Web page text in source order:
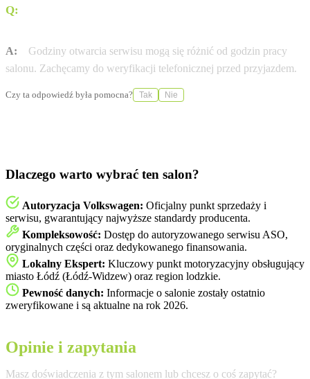
Q:
A:
Godziny otwarcia serwisu mogą się różnić od godzin pracy
salonu. Zachęcamy do weryfikacji telefonicznej przed przyjazdem.
Czy ta odpowiedź była pomocna? Tak Nie
Dlaczego warto wybrać ten salon?
Autoryzacja Volkswagen: Oficjalny punkt sprzedaży i
serwisu, gwarantujący najwyższe standardy producenta.
Kompleksowość: Dostęp do autoryzowanego serwisu ASO,
oryginalnych części oraz dedykowanego finansowania.
Lokalny Ekspert: Kluczowy punkt motoryzacyjny obsługujący
miasto Łódź (Łódź-Widzew) oraz region lodzkie.
Pewność danych: Informacje o salonie zostały ostatnio
zweryfikowane i są aktualne na rok 2026.
Opinie i zapytania
Masz doświadczenia z tym salonem lub chcesz o coś zapytać?